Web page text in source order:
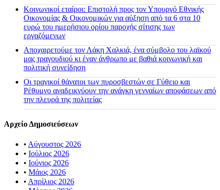
Κοινωνικοί εταίροι: Επιστολή προς τον Υπουργό Εθνικής
Οικονομίας & Οικονομικών για αύξηση από τα 6 στα 10
ευρώ του ημερήσιου ορίου παροχής σίτισης των
εργαζόμενων
Αποχαιρετούμε τον Λάκη Χαλκιά, ένα σύμβολο του λαϊκού
μας τραγουδιού κι έναν άνθρωπο με βαθιά κοινωνική και
πολιτική συνείδηση
Οι τραγικοί θάνατοι των πυροσβεστών σε Γύθειο και
Ρέθυμνο αναδεικνύουν την ανάγκη γενναίων αποφάσεων από
την πλευρά της πολιτείας
Αρχείο Δημοσιεύσεων
• Αύγουστος 2026
• Ιούλιος 2026
• Ιούνιος 2026
• Μάιος 2026
• Απρίλιος 2026